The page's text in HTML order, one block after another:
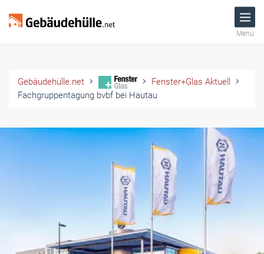
Menü
Gebäudehülle.net
Fenster+Glas Aktuell
Fachgruppentagung bvbf bei Hautau